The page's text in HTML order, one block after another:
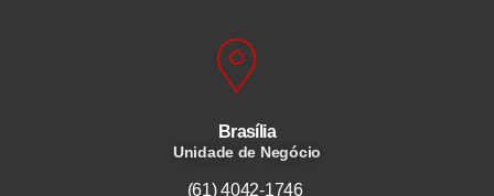
Brasília
Unidade de Negócio
(61) 4042-1746